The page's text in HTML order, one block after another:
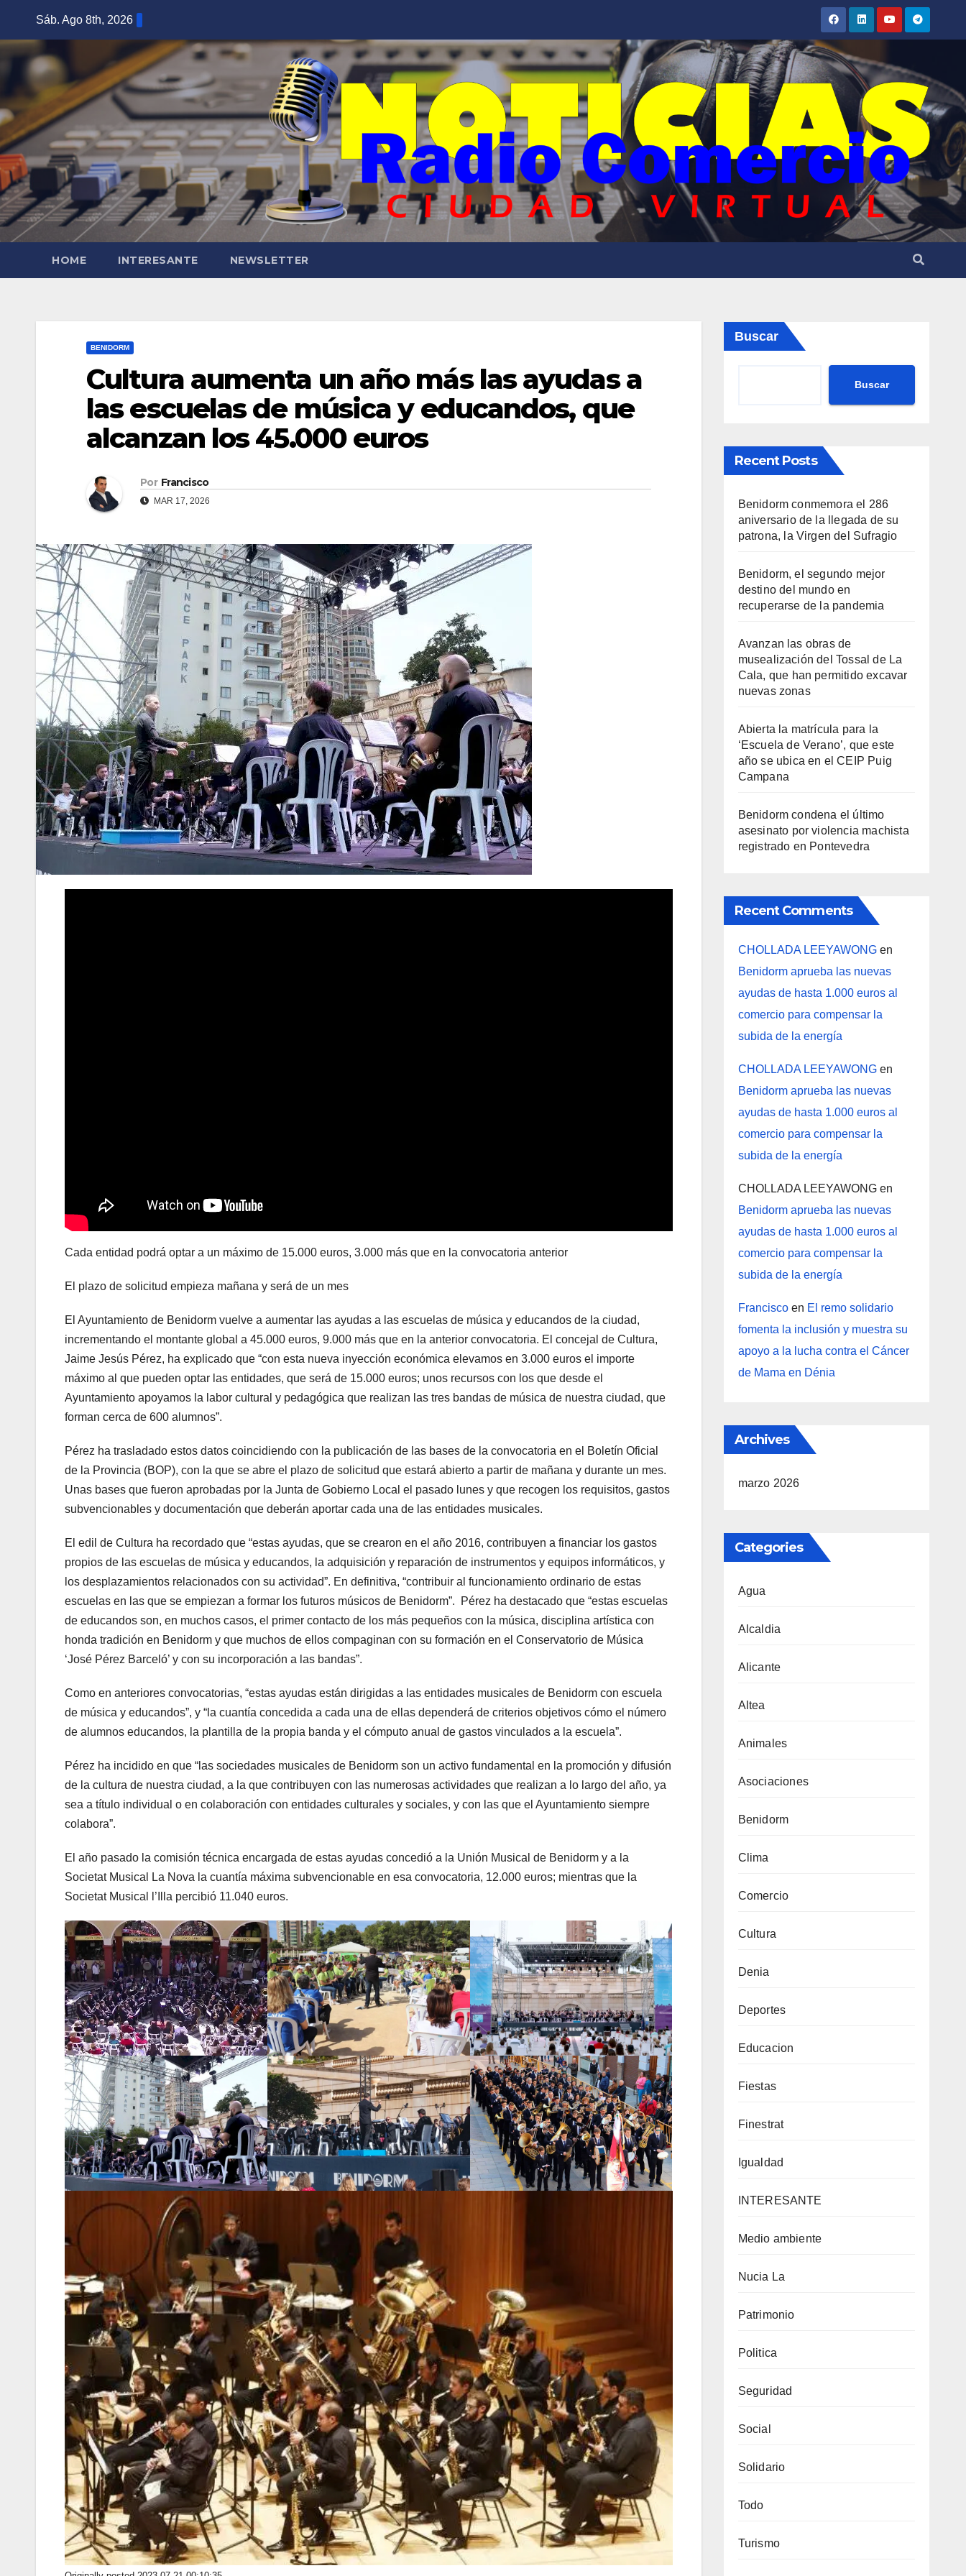
contenido
Sáb. Ago 8th, 2026
HOME INTERESANTE NEWSLETTER
BENIDORM
Cultura aumenta un año más las ayudas a
las escuelas de música y educandos, que
alcanzan los 45.000 euros
Por Francisco
MAR 17, 2026
Cada entidad podrá optar a un máximo de 15.000 euros, 3.000 más que en la convocatoria anterior
El plazo de solicitud empieza mañana y será de un mes
El Ayuntamiento de Benidorm vuelve a aumentar las ayudas a las escuelas de música y educandos de la ciudad,
incrementando el montante global a 45.000 euros, 9.000 más que en la anterior convocatoria. El concejal de Cultura,
Jaime Jesús Pérez, ha explicado que “con esta nueva inyección económica elevamos en 3.000 euros el importe
máximo al que pueden optar las entidades, que será de 15.000 euros; unos recursos con los que desde el
Ayuntamiento apoyamos la labor cultural y pedagógica que realizan las tres bandas de música de nuestra ciudad, que
forman cerca de 600 alumnos”.
Pérez ha trasladado estos datos coincidiendo con la publicación de las bases de la convocatoria en el Boletín Oficial
de la Provincia (BOP), con la que se abre el plazo de solicitud que estará abierto a partir de mañana y durante un mes.
Unas bases que fueron aprobadas por la Junta de Gobierno Local el pasado lunes y que recogen los requisitos, gastos
subvencionables y documentación que deberán aportar cada una de las entidades musicales.
El edil de Cultura ha recordado que “estas ayudas, que se crearon en el año 2016, contribuyen a financiar los gastos
propios de las escuelas de música y educandos, la adquisición y reparación de instrumentos y equipos informáticos, y
los desplazamientos relacionados con su actividad”. En definitiva, “contribuir al funcionamiento ordinario de estas
escuelas en las que se empiezan a formar los futuros músicos de Benidorm”. Pérez ha destacado que “estas escuelas
de educandos son, en muchos casos, el primer contacto de los más pequeños con la música, disciplina artística con
honda tradición en Benidorm y que muchos de ellos compaginan con su formación en el Conservatorio de Música
‘José Pérez Barceló’ y con su incorporación a las bandas”.
Como en anteriores convocatorias, “estas ayudas están dirigidas a las entidades musicales de Benidorm con escuela
de música y educandos”, y “la cuantía concedida a cada una de ellas dependerá de criterios objetivos cómo el número
de alumnos educandos, la plantilla de la propia banda y el cómputo anual de gastos vinculados a la escuela”.
Pérez ha incidido en que “las sociedades musicales de Benidorm son un activo fundamental en la promoción y difusión
de la cultura de nuestra ciudad, a la que contribuyen con las numerosas actividades que realizan a lo largo del año, ya
sea a título individual o en colaboración con entidades culturales y sociales, y con las que el Ayuntamiento siempre
colabora”.
El año pasado la comisión técnica encargada de estas ayudas concedió a la Unión Musical de Benidorm y a la
Societat Musical La Nova la cuantía máxima subvencionable en esa convocatoria, 12.000 euros; mientras que la
Societat Musical l’Illa percibió 11.040 euros.
Buscar
Buscar
Recent Posts
Benidorm conmemora el 286
aniversario de la llegada de su
patrona, la Virgen del Sufragio
Benidorm, el segundo mejor
destino del mundo en
recuperarse de la pandemia
Avanzan las obras de
musealización del Tossal de La
Cala, que han permitido excavar
nuevas zonas
Abierta la matrícula para la
‘Escuela de Verano’, que este
año se ubica en el CEIP Puig
Campana
Benidorm condena el último
asesinato por violencia machista
registrado en Pontevedra
Recent Comments
CHOLLADA LEEYAWONGen
Benidorm aprueba las nuevas
ayudas de hasta 1.000 euros al
comercio para compensar la
subida de la energía
CHOLLADA LEEYAWONGen
Benidorm aprueba las nuevas
ayudas de hasta 1.000 euros al
comercio para compensar la
subida de la energía
CHOLLADA LEEYAWONGen
Benidorm aprueba las nuevas
ayudas de hasta 1.000 euros al
comercio para compensar la
subida de la energía
Franciscoen El remo solidario
fomenta la inclusión y muestra su
apoyo a la lucha contra el Cáncer
de Mama en Dénia
Archives
marzo 2026
Categories
Agua
Alcaldia
Alicante
Altea
Animales
Asociaciones
Benidorm
Clima
Comercio
Cultura
Denia
Deportes
Educacion
Fiestas
Finestrat
Igualdad
INTERESANTE
Medio ambiente
Nucia La
Patrimonio
Politica
Seguridad
Social
Solidario
Todo
Turismo